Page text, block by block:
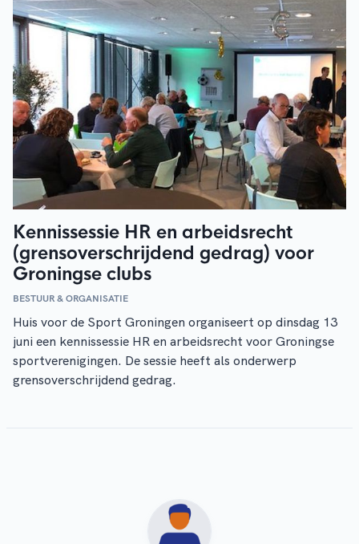
Kennissessie HR en arbeidsrecht
(grensoverschrijdend gedrag) voor
Groningse clubs
BESTUUR & ORGANISATIE
Huis voor de Sport Groningen organiseert op dinsdag 13
juni een kennissessie HR en arbeidsrecht voor Groningse
sportverenigingen. De sessie heeft als onderwerp
grensoverschrijdend gedrag.